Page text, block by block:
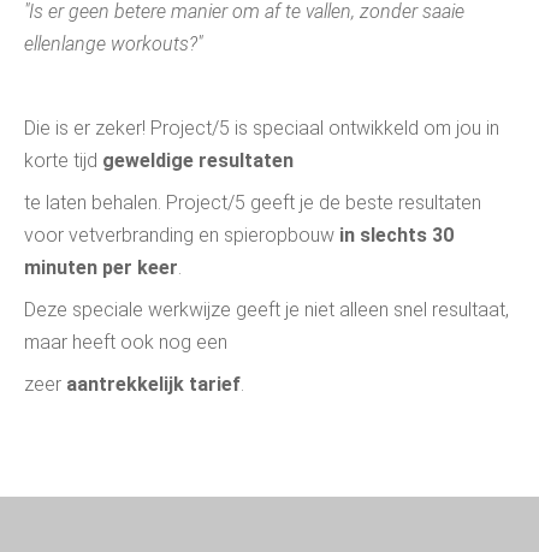
"Is er geen betere manier om af te vallen, zonder saaie
ellenlange workouts?"
Die is er zeker! Project/5 is speciaal ontwikkeld om jou in
korte tijd geweldige resultaten
te laten behalen. Project/5 geeft je de beste resultaten
voor vetverbranding en spieropbouw in slechts 30
minuten per keer
Deze speciale werkwijze geeft je niet alleen snel resultaat,
maar heeft ook nog een
zeer aantrekkelijk tarief